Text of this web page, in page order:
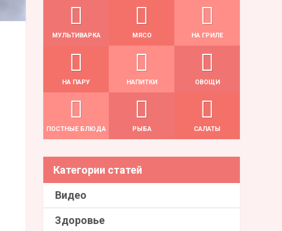
МУЛЬТИВАРКА МЯСО НА ГРИЛЕ
НА ПАРУ НАПИТКИ ОВОЩИ
ПОСТНЫЕ БЛЮДА РЫБА САЛАТЫ
Категории статей
Видео
Здоровье